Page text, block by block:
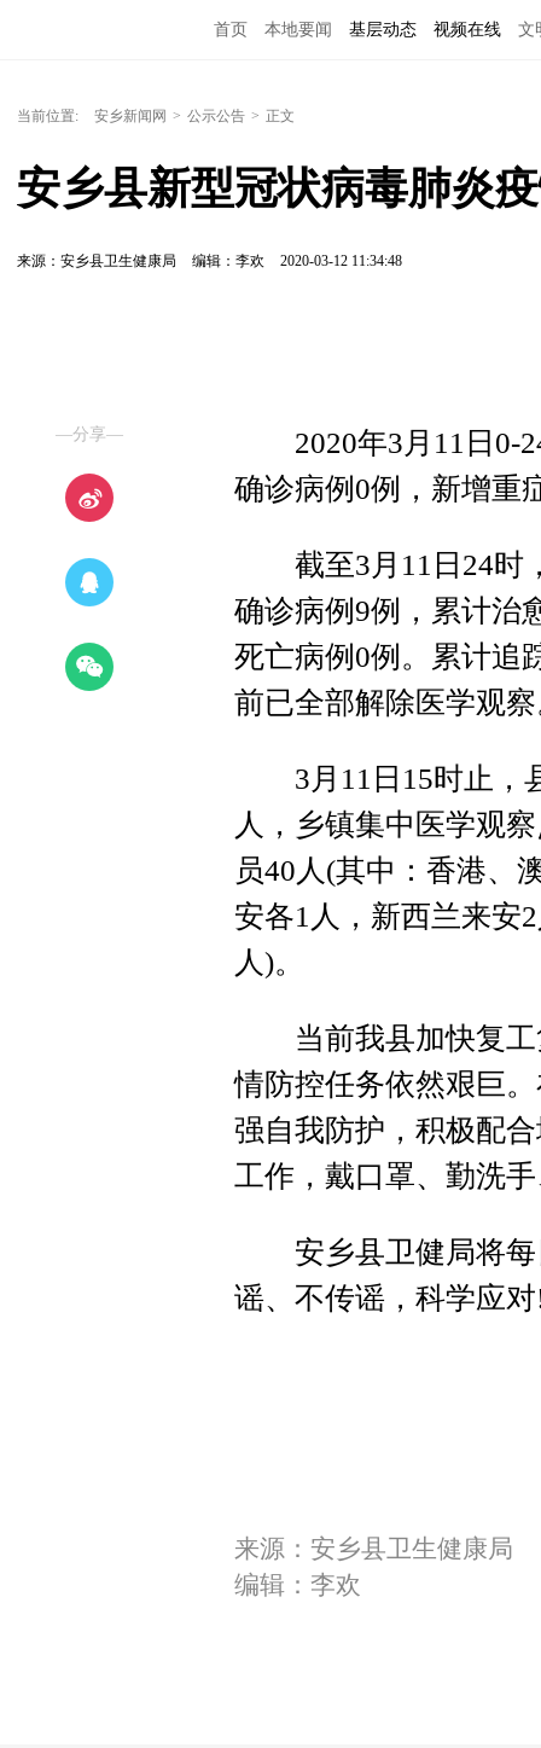
首页 本地要闻 基层动态 视频在线 文
当前位置: 安乡新闻网 > 公示公告 > 正文
安乡县新型冠状病毒肺炎
来源：安乡县卫生健康局 编辑：李欢 2020-03-12 11:34:48
—分享—
2020年3月11日0-
确诊病例0例，新增重
截至3月11日24时
确诊病例9例，累计治
死亡病例0例。累计追
前已全部解除医学观
3月11日15时止，
人，乡镇集中医学观
员40人(其中：香港、
安各1人，新西兰来安
人)。
当前我县加快复工
情防控任务依然艰巨
强自我防护，积极配
工作，戴口罩、勤洗
安乡县卫健局将每
谣、不传谣，科学应
来源：安乡县卫生健康局
编辑：李欢